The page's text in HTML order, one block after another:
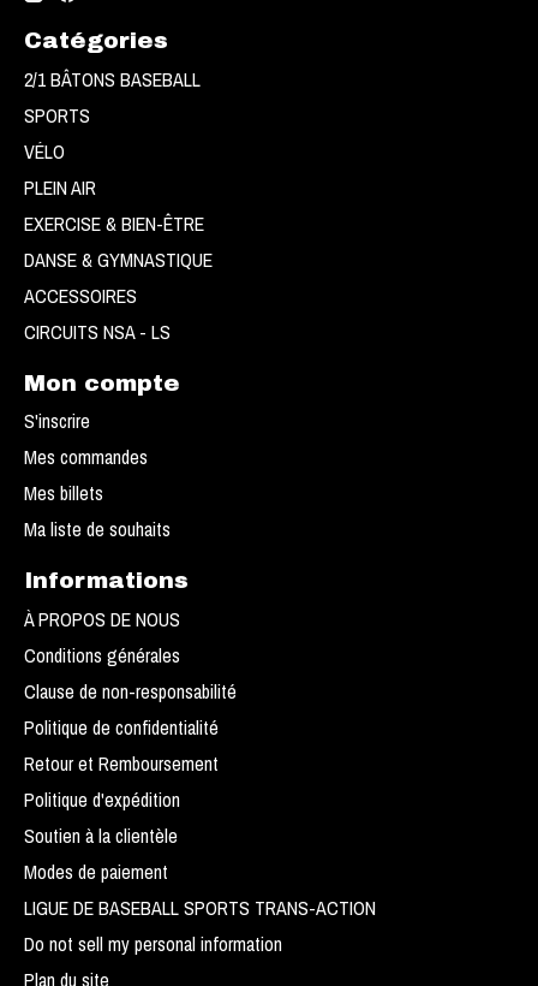
Catégories
2/1 BÂTONS BASEBALL
SPORTS
VÉLO
PLEIN AIR
EXERCISE & BIEN-ÊTRE
DANSE & GYMNASTIQUE
ACCESSOIRES
CIRCUITS NSA - LS
Mon compte
S'inscrire
Mes commandes
Mes billets
Ma liste de souhaits
Informations
À PROPOS DE NOUS
Conditions générales
Clause de non-responsabilité
Politique de confidentialité
Retour et Remboursement
Politique d'expédition
Soutien à la clientèle
Modes de paiement
LIGUE DE BASEBALL SPORTS TRANS-ACTION
Do not sell my personal information
Plan du site